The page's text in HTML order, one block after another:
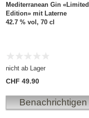
Mediterranean Gin «Limited
Edition» mit Laterne
42.7 % vol, 70 cl
nicht ab Lager
CHF 49.90
Benachrichtigen